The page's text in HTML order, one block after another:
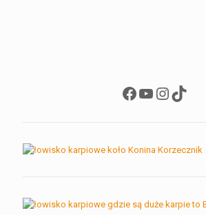
Facebook
YouTube